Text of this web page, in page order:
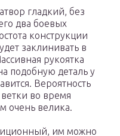
гладкий, без
два боевых
конструкции
заклинивать в
рукоятка
подобную деталь у
Вероятность
во время
очень велика.
им можно